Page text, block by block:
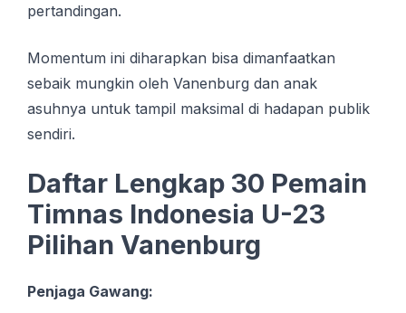
pertandingan.
Momentum ini diharapkan bisa dimanfaatkan
sebaik mungkin oleh Vanenburg dan anak
asuhnya untuk tampil maksimal di hadapan publik
sendiri.
Daftar Lengkap 30 Pemain
Timnas Indonesia U-23
Pilihan Vanenburg
Penjaga Gawang: